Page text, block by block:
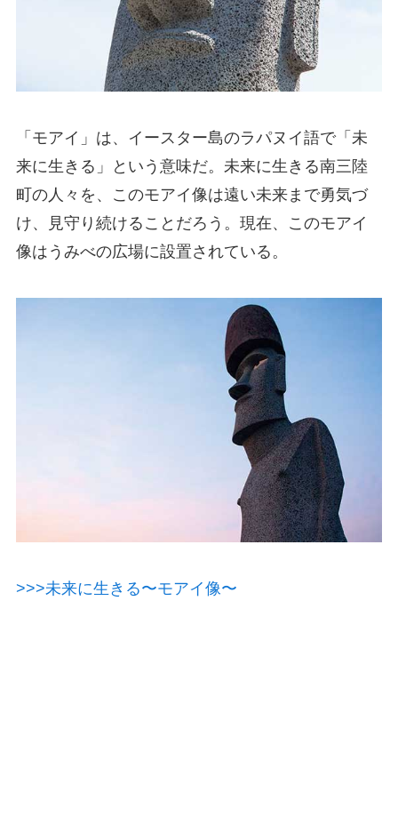
「モアイ」は、イースター島のラパヌイ語で「未
来に生きる」という意味だ。未来に生きる南三陸
町の人々を、このモアイ像は遠い未来まで勇気づ
け、見守り続けることだろう。現在、このモアイ
像はうみべの広場に設置されている。
>>>未来に生きる〜モアイ像〜